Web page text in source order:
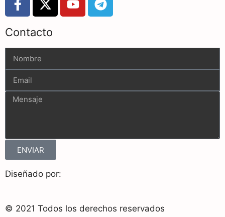
Contacto
ENVIAR
Diseñado por:
© 2021 Todos los derechos reservados